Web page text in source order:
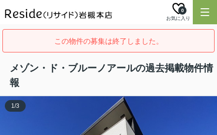
お気に入り
0
この物件の募集は終了しました。
メゾン・ド・ブルーノアールの過去掲載物件情
報
1/3